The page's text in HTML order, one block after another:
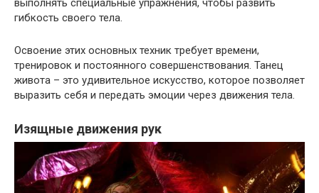
выполнять специальные упражнения, чтобы развить
гибкость своего тела.
Освоение этих основных техник требует времени,
тренировок и постоянного совершенствования. Танец
живота – это удивительное искусство, которое позволяет
выразить себя и передать эмоции через движения тела.
Изящные движения рук